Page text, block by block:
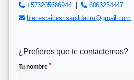
+573205686944 |
6063254447
bienesraicesrisaraldacm@gmail.com
¿Prefieres que te contactemos?
Tu nombre *